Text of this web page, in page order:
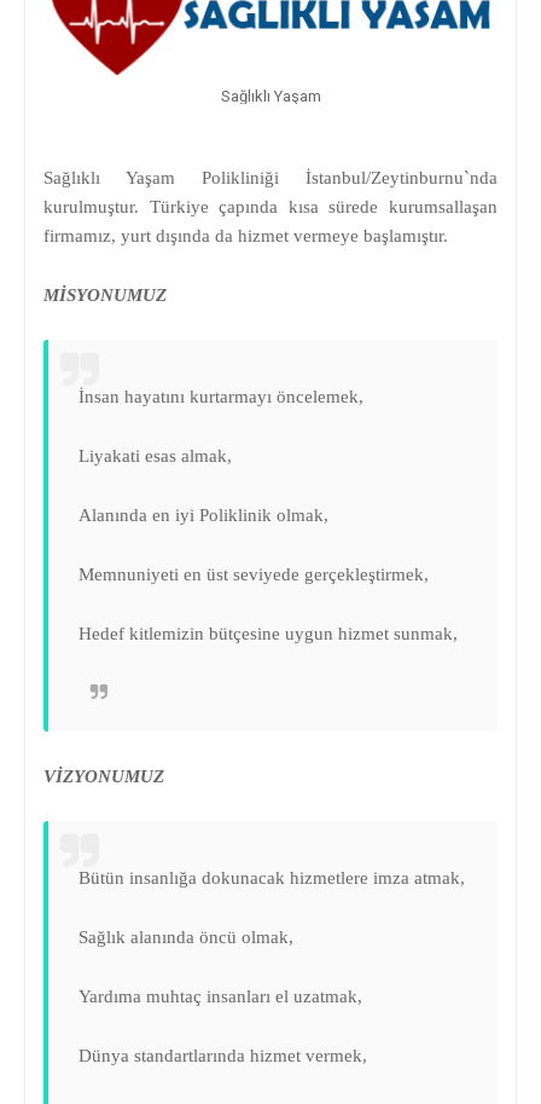
Sağlıklı Yaşam
Sağlıklı Yaşam Polikliniği İstanbul/Zeytinburnu`nda
kurulmuştur. Türkiye çapında kısa sürede kurumsallaşan
firmamız, yurt dışında da hizmet vermeye başlamıştır.
MİSYONUMUZ
İnsan hayatını kurtarmayı öncelemek,
Liyakati esas almak,
Alanında en iyi Poliklinik olmak,
Memnuniyeti en üst seviyede gerçekleştirmek,
Hedef kitlemizin bütçesine uygun hizmet sunmak,
VİZYONUMUZ
Bütün insanlığa dokunacak hizmetlere imza atmak,
Sağlık alanında öncü olmak,
Yardıma muhtaç insanları el uzatmak,
Dünya standartlarında hizmet vermek,